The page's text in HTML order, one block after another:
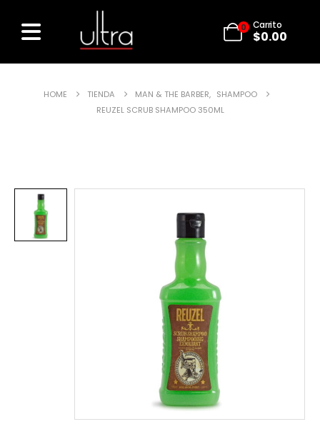
0 Carrito
$0.00
HOME TIENDA MAN & THE BARBER, SHAMPOO
REUZEL SCRUB SHAMPOO 350ML